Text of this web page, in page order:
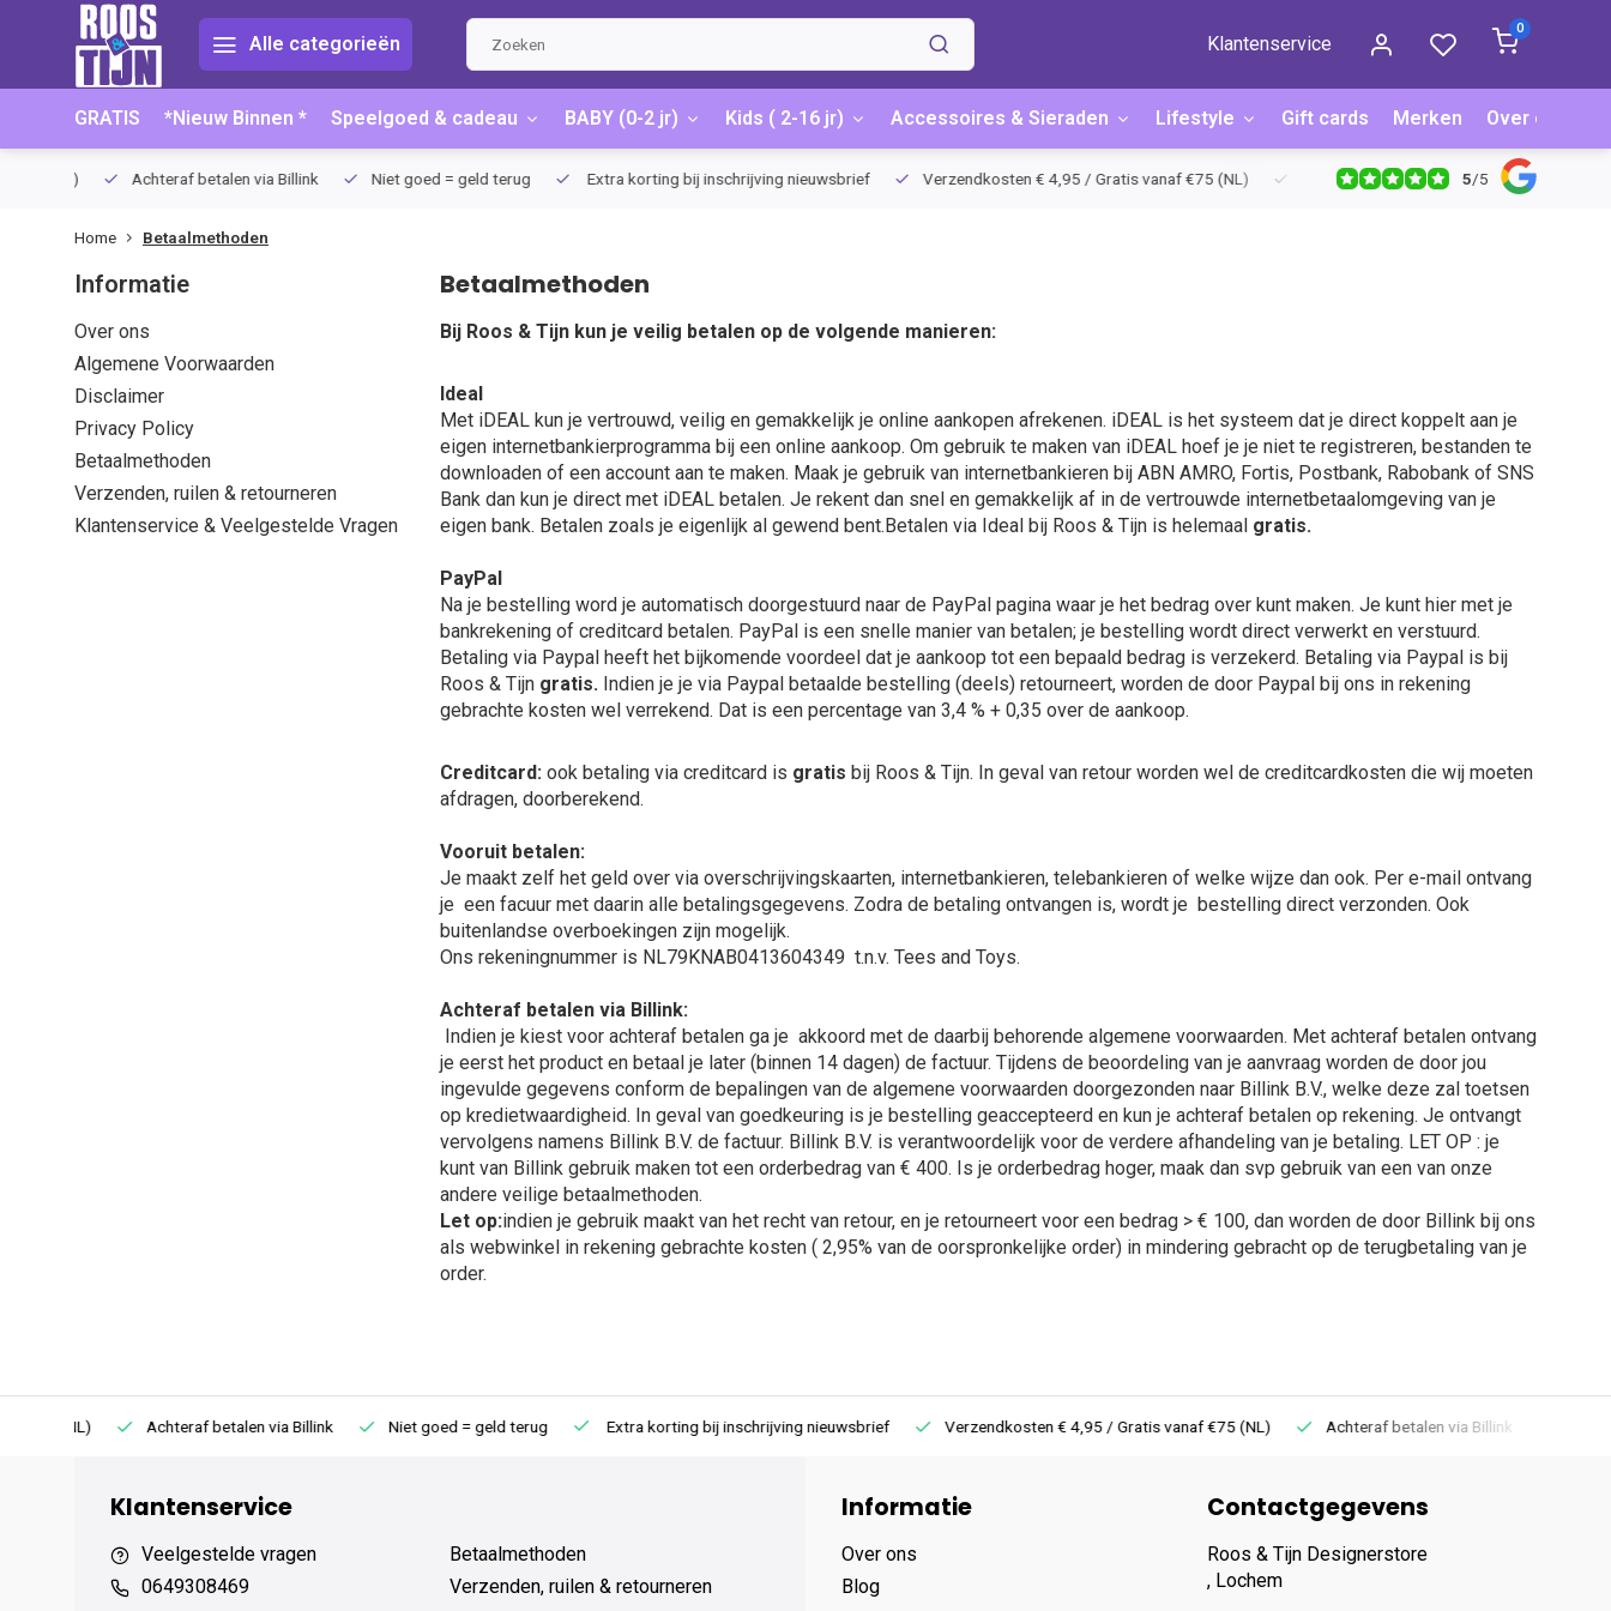
Alle categorieën Klantenservice
0
GRATIS *Nieuw Binnen * Speelgoed & cadeau BABY (0-2 jr) Kids ( 2-16 jr) Accessoires & Sieraden Lifestyle Gift cards Merken Over ons
Achteraf betalen via Billink Niet goed = geld terug Extra korting bij inschrijving nieuwsbrief Verzendkosten € 4,95 / Gratis vanaf €75 (NL) Achteraf betalen via Billink Niet goed =
5/5
Home Betaalmethoden
Informatie
Over ons
Algemene Voorwaarden
Disclaimer
Privacy Policy
Betaalmethoden
Verzenden, ruilen & retourneren
Klantenservice & Veelgestelde Vragen
Betaalmethoden
Bij Roos & Tijn kun je veilig betalen op de volgende manieren:
Ideal
Met iDEAL kun je vertrouwd, veilig en gemakkelijk je online aankopen afrekenen. iDEAL is het systeem dat je direct koppelt aan je
eigen internetbankierprogramma bij een online aankoop. Om gebruik te maken van iDEAL hoef je je niet te registreren, bestanden te
downloaden of een account aan te maken. Maak je gebruik van internetbankieren bij ABN AMRO, Fortis, Postbank, Rabobank of SNS
Bank dan kun je direct met iDEAL betalen. Je rekent dan snel en gemakkelijk af in de vertrouwde internetbetaalomgeving van je
eigen bank. Betalen zoals je eigenlijk al gewend bent.Betalen via Ideal bij Roos & Tijn is helemaal gratis.
PayPal
Na je bestelling word je automatisch doorgestuurd naar de PayPal pagina waar je het bedrag over kunt maken. Je kunt hier met je
bankrekening of creditcard betalen. PayPal is een snelle manier van betalen; je bestelling wordt direct verwerkt en verstuurd.
Betaling via Paypal heeft het bijkomende voordeel dat je aankoop tot een bepaald bedrag is verzekerd. Betaling via Paypal is bij
Roos & Tijn gratis. Indien je je via Paypal betaalde bestelling (deels) retourneert, worden de door Paypal bij ons in rekening
gebrachte kosten wel verrekend. Dat is een percentage van 3,4 % + 0,35 over de aankoop.
Creditcard: ook betaling via creditcard is gratis bij Roos & Tijn. In geval van retour worden wel de creditcardkosten die wij moeten
afdragen, doorberekend.
Vooruit betalen:
Je maakt zelf het geld over via overschrijvingskaarten, internetbankieren, telebankieren of welke wijze dan ook. Per e-mail ontvang
je een facuur met daarin alle betalingsgegevens. Zodra de betaling ontvangen is, wordt je bestelling direct verzonden. Ook
buitenlandse overboekingen zijn mogelijk.
Ons rekeningnummer is NL79KNAB0413604349 t.n.v. Tees and Toys.
Achteraf betalen via Billink:
Indien je kiest voor achteraf betalen ga je akkoord met de daarbij behorende algemene voorwaarden. Met achteraf betalen ontvang
je eerst het product en betaal je later (binnen 14 dagen) de factuur. Tijdens de beoordeling van je aanvraag worden de door jou
ingevulde gegevens conform de bepalingen van de algemene voorwaarden doorgezonden naar Billink B.V., welke deze zal toetsen
op kredietwaardigheid. In geval van goedkeuring is je bestelling geaccepteerd en kun je achteraf betalen op rekening. Je ontvangt
vervolgens namens Billink B.V. de factuur. Billink B.V. is verantwoordelijk voor de verdere afhandeling van je betaling. LET OP : je
kunt van Billink gebruik maken tot een orderbedrag van € 400. Is je orderbedrag hoger, maak dan svp gebruik van een van onze
andere veilige betaalmethoden.
Let op:indien je gebruik maakt van het recht van retour, en je retourneert voor een bedrag > € 100, dan worden de door Billink bij ons
als webwinkel in rekening gebrachte kosten ( 2,95% van de oorspronkelijke order) in mindering gebracht op de terugbetaling van je
order.
Achteraf betalen via Billink Niet goed = geld terug Extra korting bij inschrijving nieuwsbrief Verzendkosten € 4,95 / Gratis vanaf €75 (NL) Achteraf betalen via Billink
Klantenservice
Veelgestelde vragen
0649308469
Betaalmethoden
Verzenden, ruilen & retourneren
Informatie
Over ons
Blog
Contactgegevens
Roos & Tijn Designerstore
, Lochem